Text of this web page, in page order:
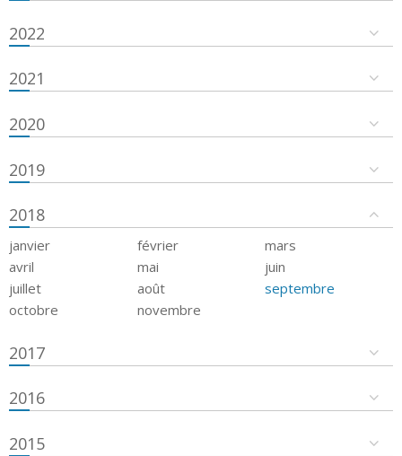
2022
2021
2020
2019
2018
janvier février
mars
avril
mai
juin
juillet
août
septembre
octobre
novembre
2017
2016
2015